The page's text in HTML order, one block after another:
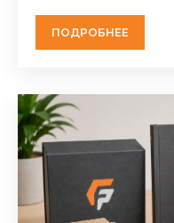
ПОДРОБНЕЕ